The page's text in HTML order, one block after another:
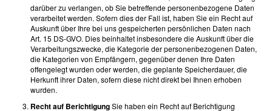
darüber zu verlangen, ob Sie betreffende personenbezogene Daten
verarbeitet werden. Sofern dies der Fall ist, haben Sie ein Recht auf
Auskunft über Ihre bei uns gespeicherten persönlichen Daten nach
Art. 15 DS-GVO. Dies beinhaltet insbesondere die Auskunft über die
Verarbeitungszwecke, die Kategorie der personenbezogenen Daten,
die Kategorien von Empfängern, gegenüber denen Ihre Daten
offengelegt wurden oder werden, die geplante Speicherdauer, die
Herkunft ihrer Daten, sofern diese nicht direkt bei Ihnen erhoben
wurden.
Recht auf BerichtigungSie haben ein Recht auf Berichtigung